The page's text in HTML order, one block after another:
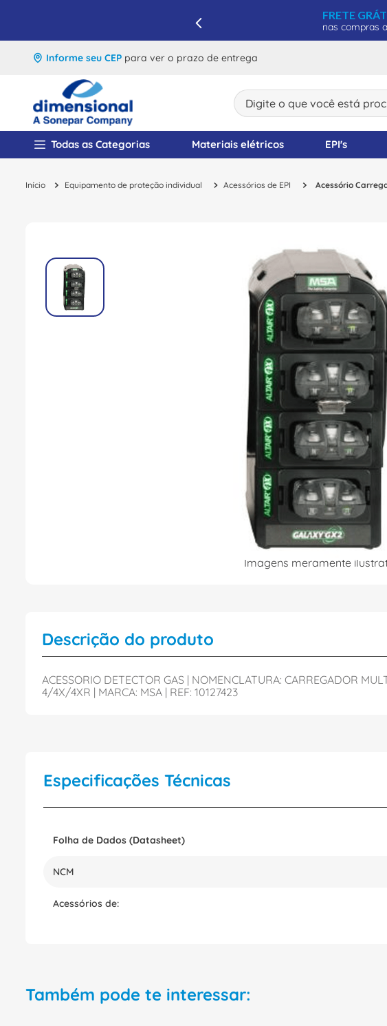
FRETE
nas compras
Informe seu CEP para ver o prazo de entrega
Digite o que você está
Todas as Categorias Materiais elétricos EPI's
Equipamento de proteção individual Acessórios de EPI Acessório
Imagens meramente
Descrição do produto
ACESSORIO DETECTOR GAS | NOMENCLATURA: CARREGADOR
4/4X/4XR | MARCA: MSA | REF: 10127423
Especificações Técnicas
Folha de Dados (Datasheet)
NCM
Acessórios de:
Também pode te interessar:
1º disjuntor
º cabo flexivel
tomada
barramento
fita isolante
caixa passagem
disjuntor motor